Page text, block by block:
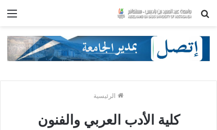
بحث
الرئيسية
كلية الأدب العربي والفنون